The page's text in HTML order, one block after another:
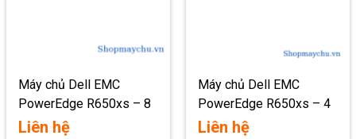
Máy chủ Dell EMC
PowerEdge R650xs – 8
x 2.5″
Liên hệ
Máy chủ Dell EMC
PowerEdge R650xs – 4
x 3.5″
Liên hệ